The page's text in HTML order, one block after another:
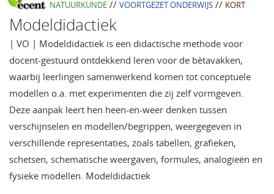
NATUURKUNDE// VOORTGEZET ONDERWIJS// KORT
Modeldidactiek
| VO | Modeldidactiek is een didactische methode voor
docent-gestuurd ontdekkend leren voor de bètavakken,
waarbij leerlingen samenwerkend komen tot conceptuele
modellen o.a. met experimenten die zij zelf vormgeven.
Deze aanpak leert hen heen-en-weer denken tussen
verschijnselen en modellen/begrippen, weergegeven in
verschillende representaties, zoals tabellen, grafieken,
schetsen, schematische weergaven, formules, analogieën en
fysieke modellen. Modeldidactiek